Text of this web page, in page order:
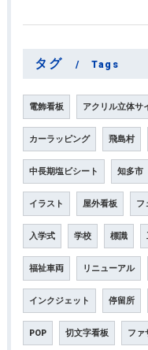
タグ Tags
電飾看板 アクリル立体サ
カーラッピング 飛島村
中長期塩ビシート 知多市
イラスト 屋外看板 フ
入学式 学校 標識
福祉車両 リニューアル
インクジェット 停留所
POP 切文字看板 ファ